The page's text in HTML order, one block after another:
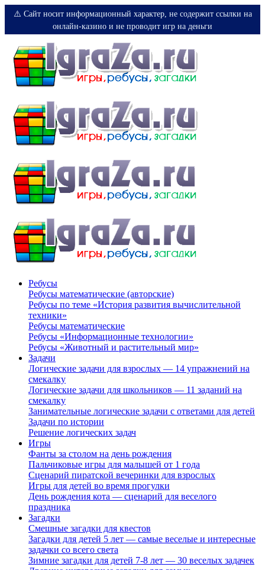
⚠️ Сайт носит информационный характер, не содержит ссылки на
онлайн-казино и не проводит игр на деньги
Ребусы
Ребусы математические (авторские)
Ребусы по теме «История развития вычислительной
техники»
Ребусы математические
Ребусы «Информационные технологии»
Ребусы «Животный и растительный мир»
Задачи
Логические задачи для взрослых — 14 упражнений на
смекалку
Логические задачи для школьников — 11 заданий на
смекалку
Занимательные логические задачи с ответами для детей
Задачи по истории
Решение логических задач
Игры
Фанты за столом на день рождения
Пальчиковые игры для малышей от 1 года
Сценарий пиратской вечеринки для взрослых
Игры для детей во время прогулки
День рождения кота — сценарий для веселого
праздника
Загадки
Смешные загадки для квестов
Загадки для детей 5 лет — самые веселые и интересные
задачки со всего света
Зимние загадки для детей 7-8 лет — 30 веселых задачек